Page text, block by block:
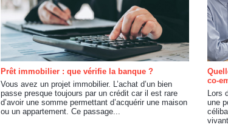
Prêt immobilier : que vérifie la banque ?
Vous avez un projet immobilier. L’achat d’un bien
passe presque toujours par un crédit car il est rare
d’avoir une somme permettant d’acquérir une maison
ou un appartement. Ce passage...
co-
Lors
une